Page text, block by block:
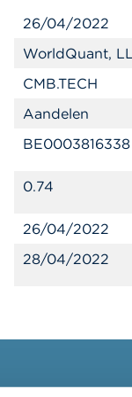
26/04/2022
WorldQuant,
CMB.TECH
Aandelen
BE0003816338
0.74
26/04/2022
28/04/2022